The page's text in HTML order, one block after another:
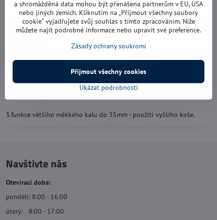
průměrů odtokových hadic 25, 32, 38 mm. Balení karton.
Snadná instalace jednotlivých košů čerpadla, aby bylo možné využít
více funkcí pro čistou nebo znečištěnou vodu nebo nízké sání do 2
1.funkce pro sání do 2 mm (použití bez koše) pro mírně znečištěnou
2.funkce sání mírného až středního měkkého kalu do 8mm - použití
středního koše.
3.funkce většího měkkého kalu do 35mm - použití vyššího koše.
Navštivte nás
Otevírací doba:
pondělí: 8:00 - 16:00
úterý: 8:00 - 17:00
a shromážděná data mohou být přenášena partnerům v EU, USA
nebo jiných zemích. Kliknutím na „Přijmout všechny soubory
cookie“ vyjadřujete svůj souhlas s tímto zpracováním. Níže
můžete najít podrobné informace nebo upravit své preference.
Zásady ochrany soukromí
Ukázat podrobnosti
Přijmout všechny cookies